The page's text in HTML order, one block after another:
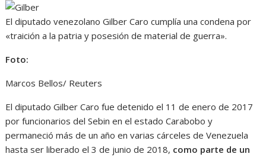
El diputado venezolano Gilber Caro cumplía una condena por
«traición a la patria y posesión de material de guerra».
Foto:
Marcos Bellos/ Reuters
El diputado Gilber Caro fue detenido el 11 de enero de 2017
por funcionarios del Sebin en el estado Carabobo y
permaneció más de un año en varias cárceles de Venezuela
hasta ser liberado el 3 de junio de 2018, como parte de un